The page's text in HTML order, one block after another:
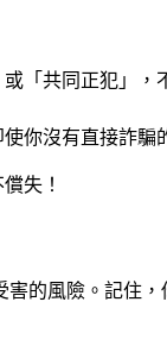
「共同正犯」
你沒有直接詐
失！
的風險。記住